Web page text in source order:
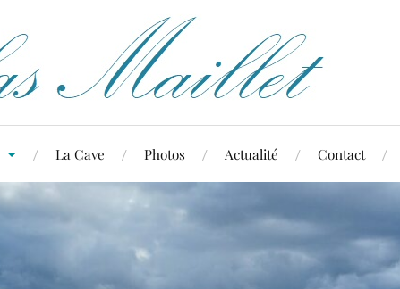
La Cave Photos Actualité Contact